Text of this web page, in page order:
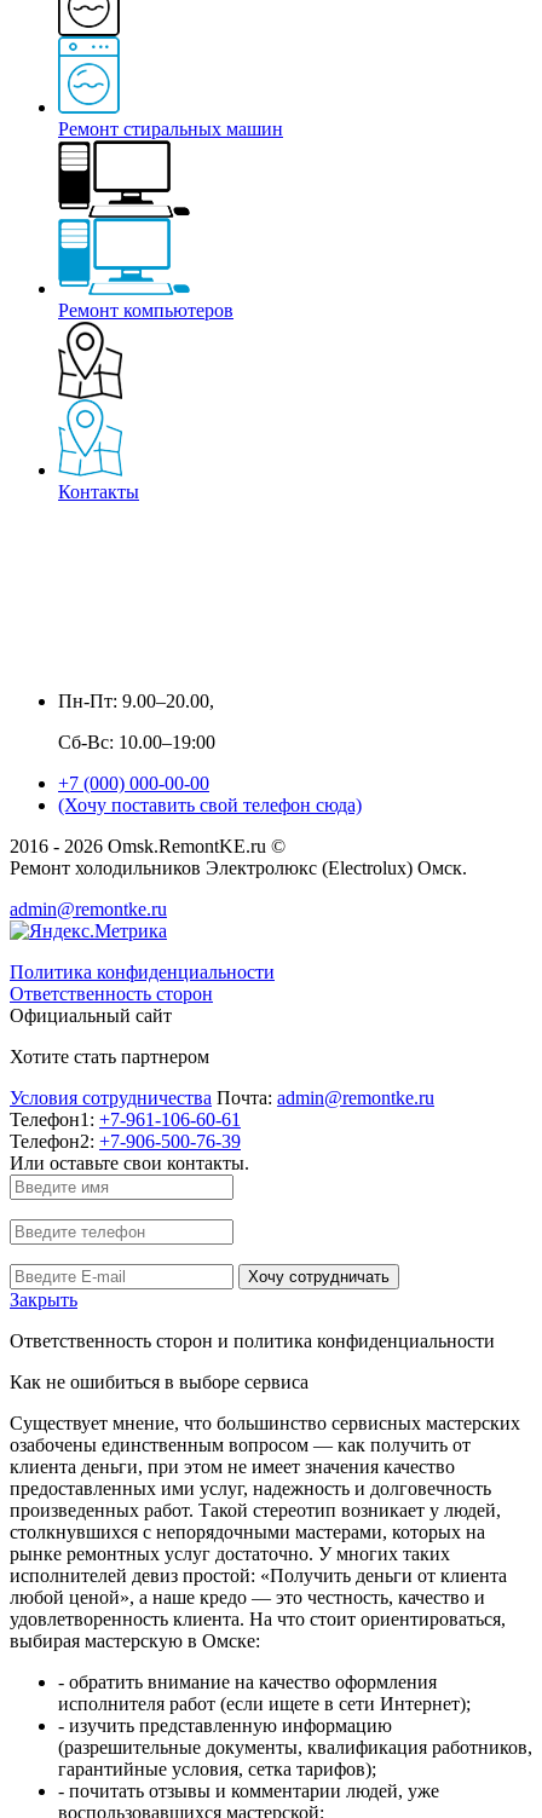
Ремонт стиральных машин
Ремонт компьютеров
Контакты
Пн-Пт: 9.00–20.00,
Сб-Вс: 10.00–19:00
+7 (000) 000-00-00
(Хочу поставить свой телефон сюда)
2016 - 2026 Omsk.RemontKE.ru ©
Ремонт холодильников Электролюкс (Electrolux) Омск.
admin@remontke.ru
Политика конфиденциальности
Ответственность сторон
Официальный сайт
Хотите стать партнером
Условия сотрудничества Почта: admin@remontke.ru
Телефон1: +7-961-106-60-61
Телефон2: +7-906-500-76-39
Или оставьте свои контакты.
Хочу сотрудничать
Закрыть
Ответственность сторон и политика конфиденциальности
Как не ошибиться в выборе сервиса
Существует мнение, что большинство сервисных мастерских
озабочены единственным вопросом — как получить от
клиента деньги, при этом не имеет значения качество
предоставленных ими услуг, надежность и долговечность
произведенных работ. Такой стереотип возникает у людей,
столкнувшихся с непорядочными мастерами, которых на
рынке ремонтных услуг достаточно. У многих таких
исполнителей девиз простой: «Получить деньги от клиента
любой ценой», а наше кредо — это честность, качество и
удовлетворенность клиента. На что стоит ориентироваться,
выбирая мастерскую в Омске:
- обратить внимание на качество оформления
исполнителя работ (если ищете в сети Интернет);
- изучить представленную информацию
(разрешительные документы, квалификация работников,
гарантийные условия, сетка тарифов);
- почитать отзывы и комментарии людей, уже
воспользовавшихся мастерской;